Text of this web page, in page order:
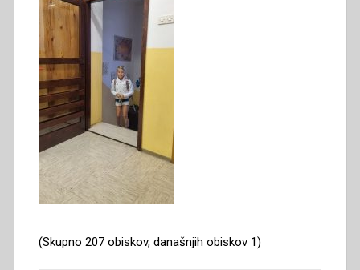
(Skupno 207 obiskov, današnjih obiskov 1)